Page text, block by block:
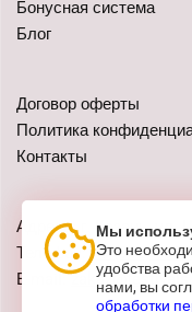
Бонусная система
Блог
Договор оферты
Политика
Контакты
Адреса: г. Казань, ул.
Телефон:+7 (962) 555-
E-mail:
Мы
Это
удобства
нами, вы
обработки